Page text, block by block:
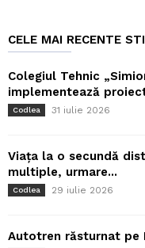
CELE MAI RECENTE
Colegiul Tehnic
implementează
Codlea 31 iulie 2026
Viața la o secundă
multiple, urmare...
Codlea 29 iulie 2026
Autotren răsturnat pe